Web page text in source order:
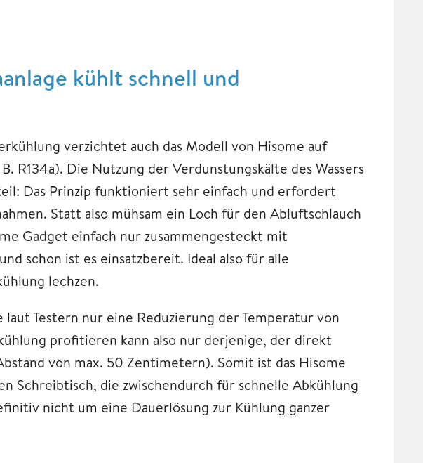
kühlt schnell und
verzichtet auch das Modell von Hisome auf
R134a). Die Nutzung der Verdunstungskälte des Wassers
Das Prinzip funktioniert sehr einfach und erfordert
Statt also mühsam ein Loch für den Abluftschlauch
Gadget einfach nur zusammengesteckt mit
schon ist es einsatzbereit. Ideal also für alle
lechzen.
Testern nur eine Reduzierung der Temperatur von
profitieren kann also nur derjenige, der direkt
von max. 50 Zentimetern). Somit ist das Hisome
Schreibtisch, die zwischendurch für schnelle Abkühlung
nicht um eine Dauerlösung zur Kühlung ganzer